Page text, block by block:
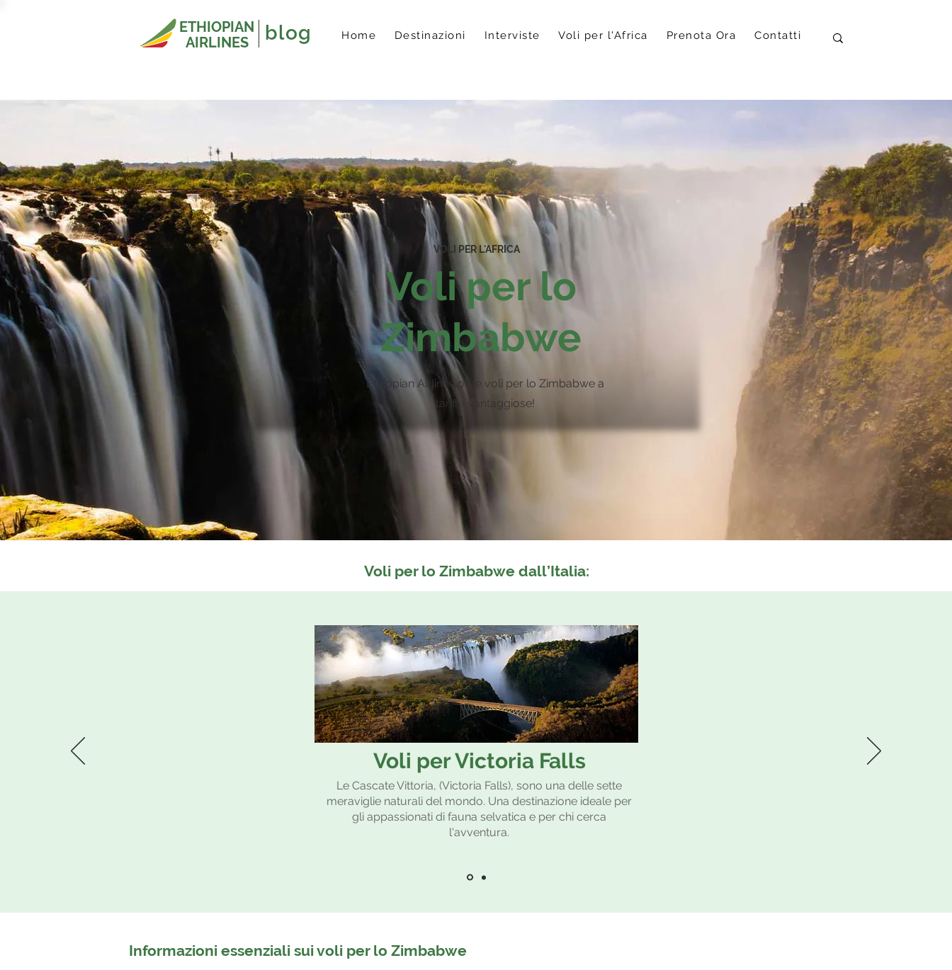
blog
ETHIOPIAN
AIRLINES
Home Destinazioni Interviste Voli per l'Africa Prenota Ora Contatti
VOLI PER L'AFRICA
Voli per lo
Zimbabwe
Ethiopian Airlines offre voli per lo Zimbabwe a
tariffe vantaggiose!
Voli per lo Zimbabwe dall’Italia:
Voli per Victoria Falls
Le Cascate Vittoria, (Victoria Falls), sono una delle sette
meraviglie naturali del mondo. Una destinazione ideale per
gli appassionati di fauna selvatica e per chi cerca
l'avventura.
Informazioni essenziali sui voli per lo Zimbabwe